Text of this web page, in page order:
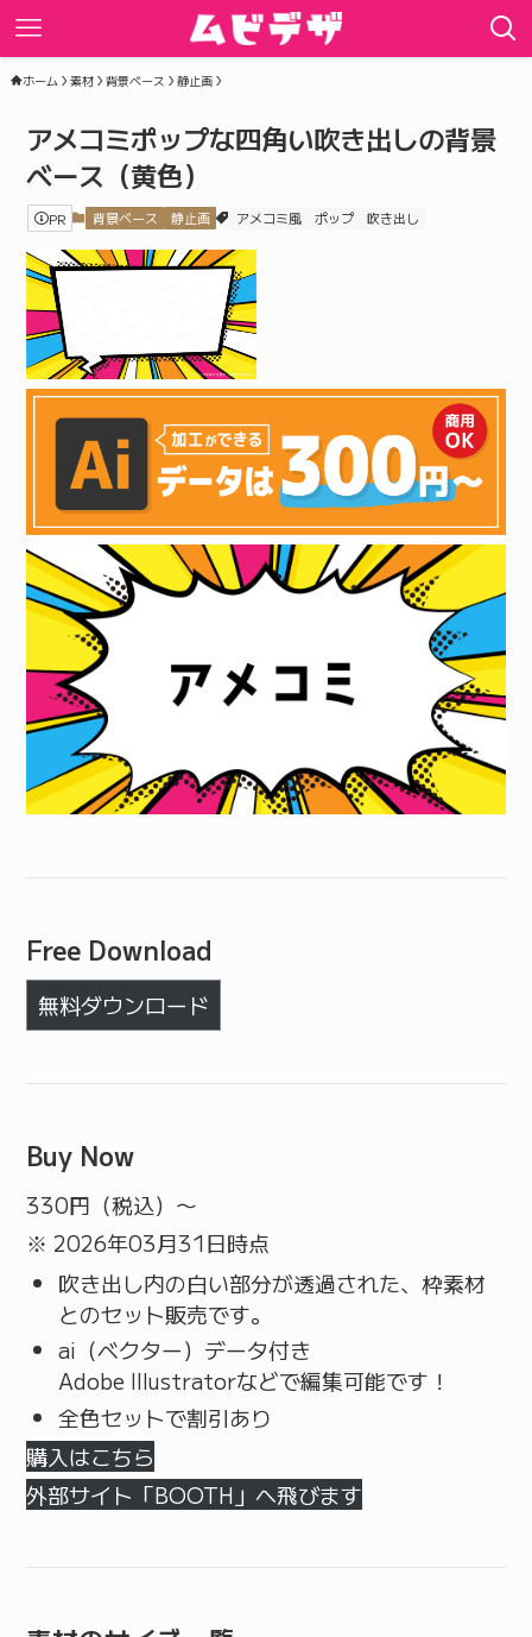
ホーム 素材 背景ベース 静止画
アメコミポップな四角い吹き出しの背景
ベース（黄色）
PR 背景ベース 静止画 アメコミ風 ポップ 吹き出し
Free Download
無料ダウンロード
Buy Now
330円（税込）〜
※ 2026年03月31日時点
吹き出し内の白い部分が透過された、枠素材
とのセット販売です。
ai（ベクター）データ付き
Adobe Illustratorなどで編集可能です！
全色セットで割引あり
購入はこちら
外部サイト「BOOTH」へ飛びます